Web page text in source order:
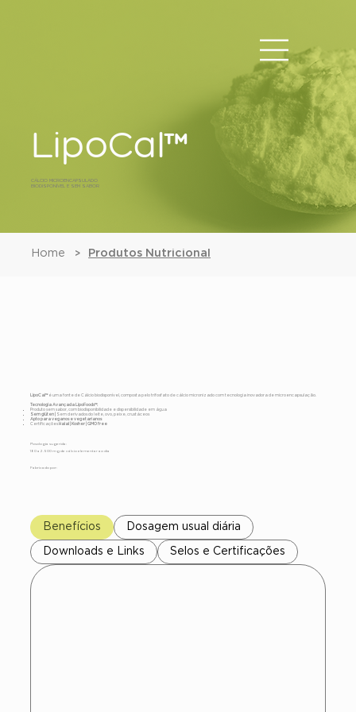
LipoCal™
CÁLCIO MICROENCAPSULADO
BIODISPONÍVEL E SEM SABOR
Home > Produtos Nutricional
LipoCal™é uma fonte de Cálcio biodisponível, composta pelo trifosfato de cálcio micronizado com tecnologia inovadora de microencapsulação.
Tecnologia Avançada LipoFoods™:
Produto sem sabor, com biodisponibilidade e dispersibilidade em água
Sem glúten |
Sem derivados do leite, ovo, peixe, crustáceos
Apto para veganos e vegetarianos
Certificações Halal | Kosher | GMO free
Posologia sugerida:
180 a 2.500 mg de cálcio elementar ao dia
Fabricado por:
Benefícios Dosagem usual diária
Downloads e Links Selos e Certificações